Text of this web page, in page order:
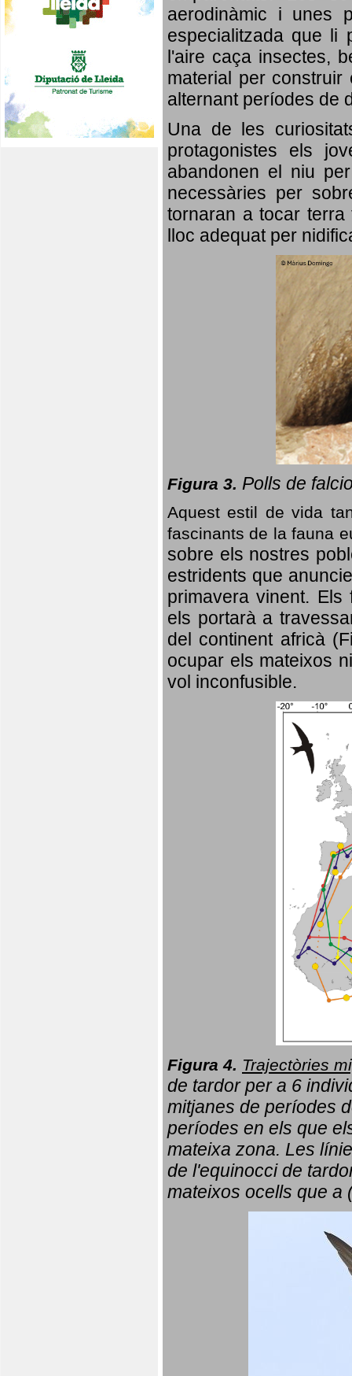
aerodinàmic i unes
especialitzada que li
l'aire caça insectes,
material per
alternant períodes de
Una de les
protagonistes els
abandonen el niu
necessàries per
tornaran a tocar
lloc adequat per
Figura 3. Polls de
Aquest estil de vida
fascinants de la fauna
sobre els nostres
estridents que
primavera vinent. Els
els portarà a
del continent africà
ocupar els mateixos
vol inconfusible.
Figura 4. Trajectòries
de tardor per a 6
mitjanes de períodes
períodes en els que
mateixa zona. Les
de l'equinocci de
mateixos ocells que a